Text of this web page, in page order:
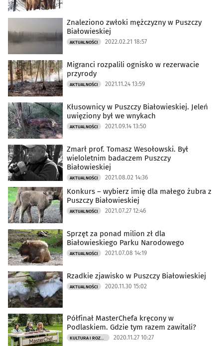
Znaleziono zwłoki mężczyzny w Puszczy
Białowieskiej
AKTUALNOŚCI 2022.02.21 18:57
Migranci rozpalili ognisko w rezerwacie
przyrody
AKTUALNOŚCI 2021.11.24 13:59
Kłusownicy w Puszczy Białowieskiej. Jeleń
uwięziony był we wnykach
AKTUALNOŚCI 2021.09.14 13:50
Zmarł prof. Tomasz Wesołowski. Był
wieloletnim badaczem Puszczy
Białowieskiej
AKTUALNOŚCI 2021.08.02 14:36
Konkurs – wybierz imię dla małego żubra z
Puszczy Białowieskiej
AKTUALNOŚCI 2021.07.27 12:46
Sprzęt za ponad milion zł dla
Białowieskiego Parku Narodowego
AKTUALNOŚCI 2021.07.08 14:19
Rzadkie zjawisko w Puszczy Białowieskiej
AKTUALNOŚCI 2020.11.30 15:02
Półfinał MasterChefa kręcony w
Podlaskiem. Gdzie tym razem zawitali?
KULTURA I ROZRYWKA 2020.11.27 10:27